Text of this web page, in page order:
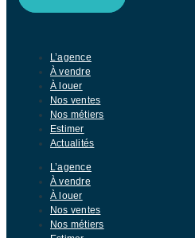
L’agence
À vendre
À louer
Nos ventes
Nos métiers
Estimer
Actualités
L’agence
À vendre
À louer
Nos ventes
Nos métiers